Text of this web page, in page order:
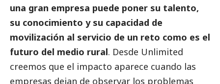
una gran empresa puede poner su talento,
su conocimiento y su capacidad de
movilización al servicio de un reto como es el
futuro del medio rural. Desde Unlimited
creemos que el impacto aparece cuando las
empresas dejan de observar los problemas